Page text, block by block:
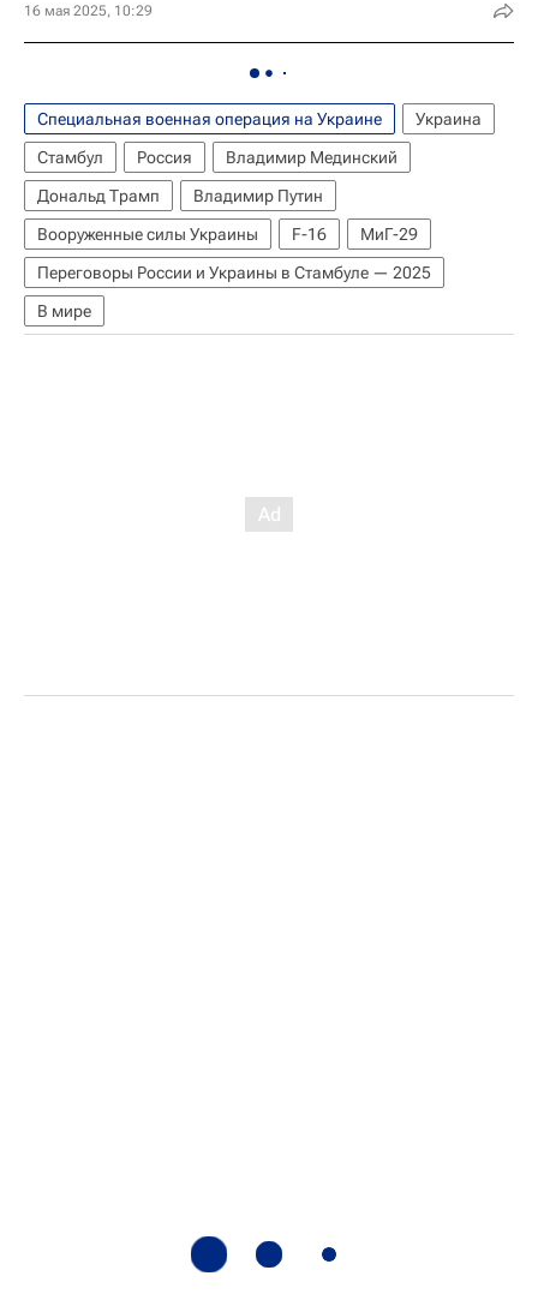
16 мая 2025, 10:29
Специальная военная операция на Украине
Украина
Стамбул
Россия
Владимир Мединский
Дональд Трамп
Владимир Путин
Вооруженные силы Украины
F-16
МиГ-29
Переговоры России и Украины в Стамбуле — 2025
В мире